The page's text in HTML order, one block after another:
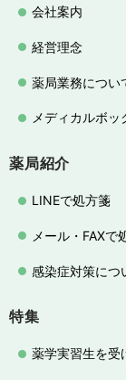
会社案内
経営理念
薬局業務につい
メディカルボ
薬局紹介
LINEで処方箋
メール・FAXで
感染症対策につ
特集
薬学実習生を受